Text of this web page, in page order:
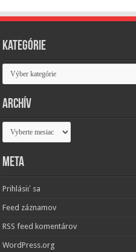
Kategórie
Kategórie
Archív
Archív
Meta
Prihlásiť sa
Feed záznamov
RSS feed komentárov
WordPress.org